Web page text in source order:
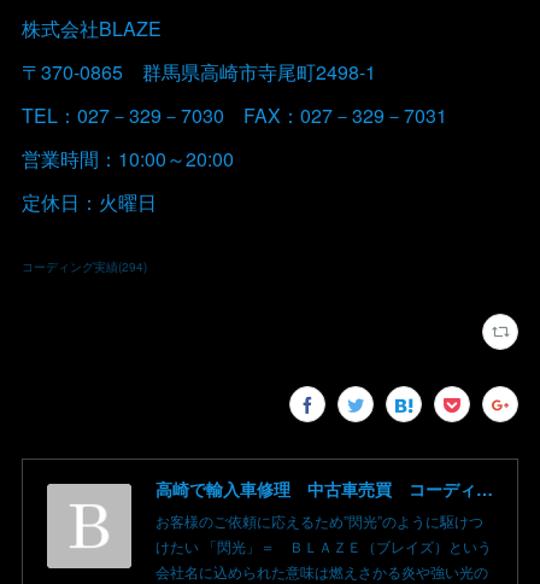
株式会社BLAZE
〒370-0865 群馬県高崎市寺尾町2498-1
TEL：027－329－7030 FAX：027－329－7031
営業時間：10:00～20:00
定休日：火曜日
コーディング実績(294)
高崎で輸入車修理 中古車売買 コーディングならBLAZE（ブレイズ）へ│BLAZE Total Car Support & Modify in Takasaki Gunma
お客様のご依頼に応えるため”閃光”のように駆けつ
けたい 「閃光」＝ ＢＬＡＺＥ（ブレイズ）という
会社名に込められた意味は燃えさかる炎や強い光の